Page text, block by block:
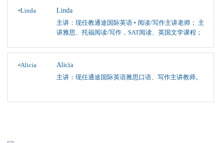
Linda
主讲：现任教通途国际英语 • 阅读/写作主讲老师； 主
讲雅思、托福阅读/写作，SAT阅读、英国文学课程；
Alicia
主讲：现任通途国际英语雅思口语、写作主讲教师。